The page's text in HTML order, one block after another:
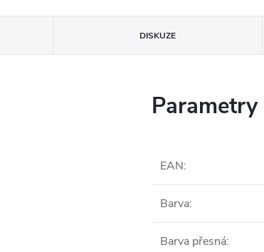
DISKUZE
EAN:
Barva:
Barva přesná: